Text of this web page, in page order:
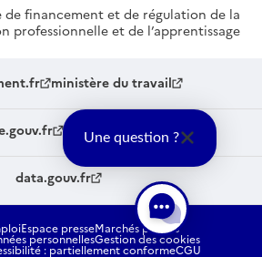
financement et de régulation de la
professionnelle et de l’apprentissage
ministère du travail
service-public.fr
data.gouv.fr
Espace presseMarchés publics
personnellesGestion des cookies
: partiellement conformeCGU
Une question ?